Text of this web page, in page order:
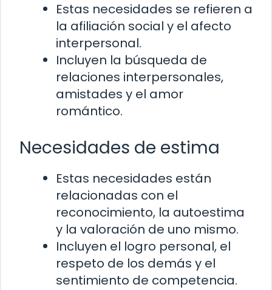
Estas necesidades se refieren a
la afiliación social y el afecto
interpersonal.
Incluyen la búsqueda de
relaciones interpersonales,
amistades y el amor
romántico.
Necesidades de estima
Estas necesidades están
relacionadas con el
reconocimiento, la autoestima
y la valoración de uno mismo.
Incluyen el logro personal, el
respeto de los demás y el
sentimiento de competencia.